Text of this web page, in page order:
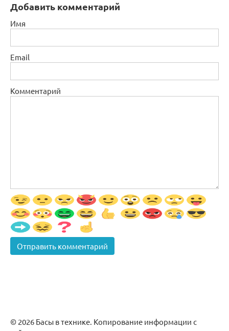
Добавить комментарий
Имя
Email
Комментарий
© 2026 Басы в технике. Копирование информации с